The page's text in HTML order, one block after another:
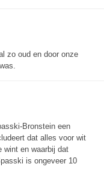
zo oud en door onze
Bronstein een
dat alles voor wit
wint en waarbij dat
is ongeveer 10